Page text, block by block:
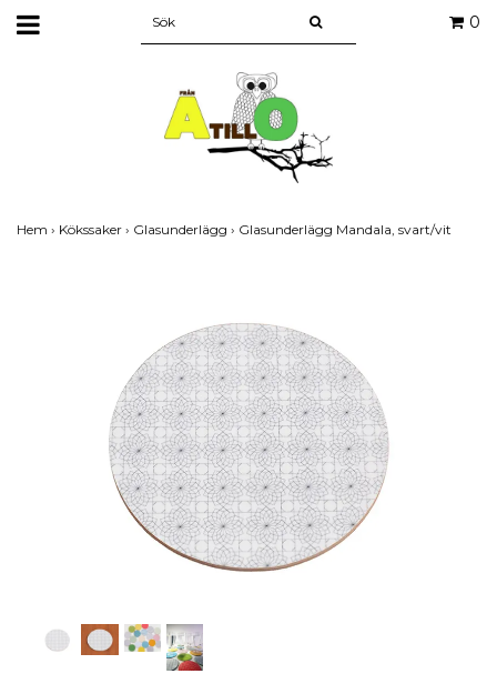
0
Hem › Kökssaker › Glasunderlägg › Glasunderlägg Mandala, svart/vit